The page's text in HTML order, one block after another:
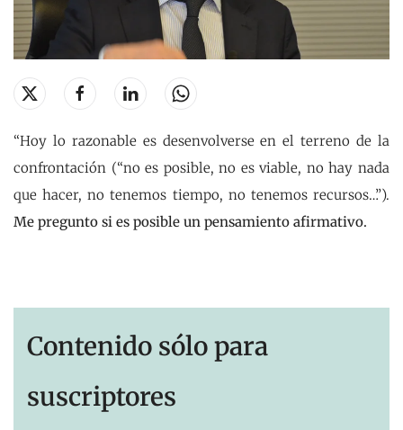
“Hoy lo razonable es desenvolverse en el terreno de la
confrontación (“no es posible, no es viable, no hay nada
que hacer, no tenemos tiempo, no tenemos recursos…”).
Me pregunto si es posible un pensamiento afirmativo.
Contenido sólo para
suscriptores